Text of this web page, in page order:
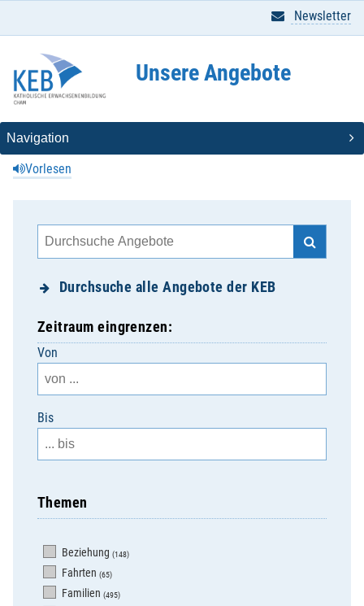
Vorlesen
Newsletter
Unsere Angebote
Durchsuche alle Angebote der KEB
Zeitraum eingrenzen:
Von
Bis
Themen
Beziehung (148)
Fahrten (65)
Familien (495)